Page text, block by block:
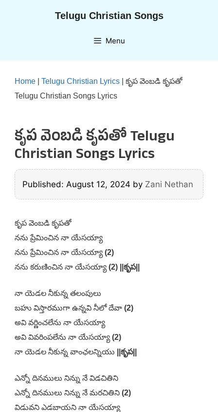
Telugu Christian Songs
Menu
Home Telugu Christian Lyrics
కృప వెంబడి కృపతో
Telugu Christian Songs Lyrics
కృప వెంబడి కృపతో Telugu
Christian Songs Lyrics
Published: August 12, 2024 by Zani Nethan
కృప వెంబడి కృపతో
నను ప్రేమించిన నా యేసయ్యా
నను ప్రేమించిన నా యేసయ్యా (2)
నను కరుణించిన నా యేసయ్యా (2) ||కృప||
నా యెడల నీకున్న తలంపులు
బహు విస్తారముగా ఉన్నవి నీలో దేవా (2)
అవి వర్ణించలేను నా యేసయ్యా
అవి వివరింపలేను నా యేసయ్యా (2)
నా యెడల నీకున్న వాంఛలన్నియు
||కృప||
ఎన్నో దినములు నిన్ను నే విడచితిని
ఎన్నో దినములు నిన్ను నే మరచితిని (2)
విడువని ఎడబాయని నా యేసయ్యా